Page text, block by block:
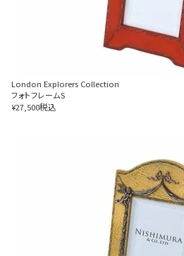
London Explorers Collection
フォトフレームS
¥27,500税込